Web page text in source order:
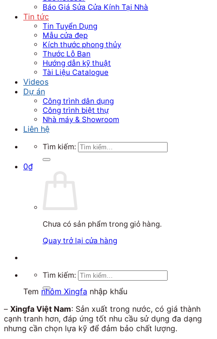
Báo Giá Sửa Cửa Kính Tại Nhà
Tin tức
Tin Tuyển Dụng
Mẫu cửa đẹp
Kích thước phong thủy
Thước Lỗ Ban
Hướng dẫn kỹ thuật
Tài Liệu Catalogue
Videos
Dự án
Công trình dân dụng
Công trình biệt thự
Nhà máy & Showroom
Liên hệ
Tìm kiếm:
0₫
Chưa có sản phẩm trong giỏ hàng.
Quay trở lại cửa hàng
Tìm kiếm:
Tem nhôm Xingfa nhập khẩu
– Xingfa Việt Nam: Sản xuất trong nước, có giá thành
cạnh tranh hơn, đáp ứng tốt nhu cầu sử dụng đa dạng
nhưng cần chọn lựa kỹ để đảm bảo chất lượng.